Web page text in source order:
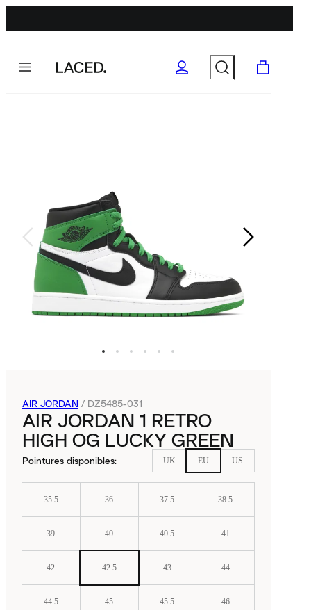
AIR JORDAN / DZ5485-031
AIR JORDAN 1 RETRO
HIGH OG LUCKY GREEN
Pointures disponibles: UK EU US
35.5 36 37.5 38.5
39 40 40.5 41
42 42.5 43 44
44.5 45 45.5 46